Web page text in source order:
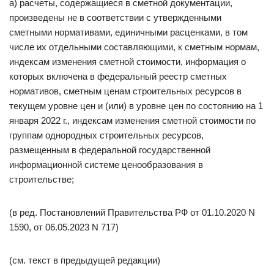
а) расчеты, содержащиеся в сметной документации,
произведены не в соответствии с утвержденными
сметными нормативами, единичными расценками, в том
числе их отдельными составляющими, к сметным нормам,
индексам изменения сметной стоимости, информация о
которых включена в федеральный реестр сметных
нормативов, сметным ценам строительных ресурсов в
текущем уровне цен и (или) в уровне цен по состоянию на 1
января 2022 г., индексам изменения сметной стоимости по
группам однородных строительных ресурсов,
размещенным в федеральной государственной
информационной системе ценообразования в
строительстве;
(в ред. Постановлений Правительства РФ от 01.10.2020 N
1590, от 06.05.2023 N 717)
(см. текст в предыдущей редакции)